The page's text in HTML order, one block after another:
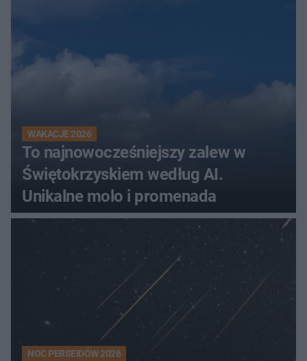
WAKACJE 2026
To najnowocześniejszy zalew w
Świętokrzyskiem według AI.
Unikalne molo i promenada
NOC PERSEIDÓW 2026